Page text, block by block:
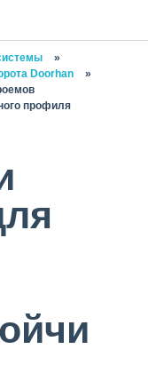
»
Doorhan
»
профиля